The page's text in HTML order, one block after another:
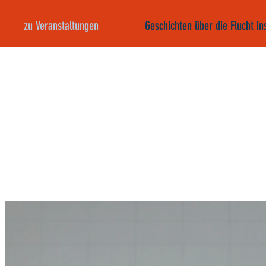
zu Veranstaltungen Geschichten über die Flucht